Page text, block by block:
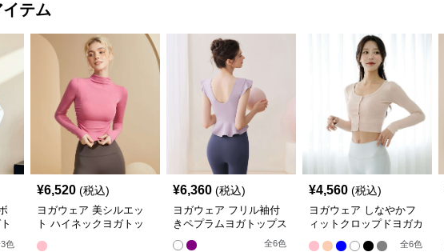
テム
3色
¥6,520 (税込)
ヨガウェア 美シルエッ
ト ハイネックヨガトッ
¥6,360 (税込)
ヨガウェア フリル袖付
きペプラムヨガトップス
全6色
¥4,560 (税込)
ヨガウェア しなやかフ
ィットクロップドヨガカ
全6色